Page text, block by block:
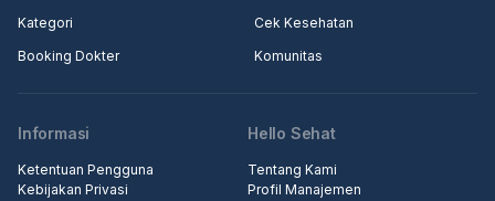
Kategori
Cek Kesehatan
Booking Dokter
Komunitas
Informasi
Ketentuan Pengguna
Kebijakan Privasi
Hello Sehat
Tentang Kami
Profil Manajemen